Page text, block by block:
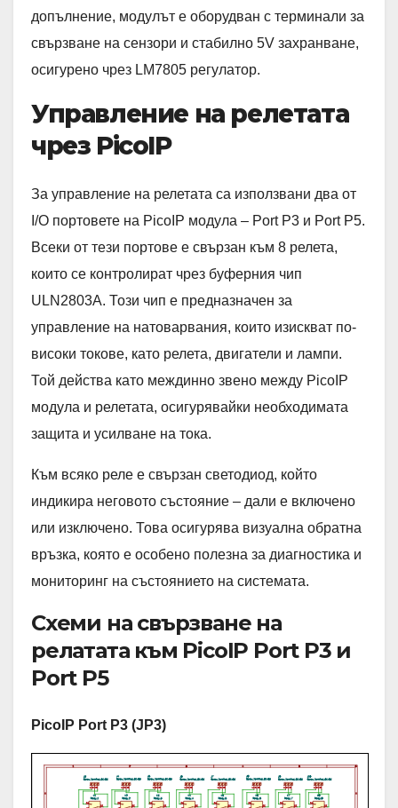
допълнение, модулът е оборудван с терминали за
свързване на сензори и стабилно 5V захранване,
осигурено чрез LM7805 регулатор.
Управление на релетата
чрез PicoIP
За управление на релетата са използвани два от
I/O портовете на PicoIP модула – Port P3 и Port P5.
Всеки от тези портове е свързан към 8 релета,
които се контролират чрез буферния чип
ULN2803A. Този чип е предназначен за
управление на натоварвания, които изискват по-
високи токове, като релета, двигатели и лампи.
Той действа като междинно звено между PicoIP
модула и релетата, осигурявайки необходимата
защита и усилване на тока.
Към всяко реле е свързан светодиод, който
индикира неговото състояние – дали е включено
или изключено. Това осигурява визуална обратна
връзка, която е особено полезна за диагностика и
мониторинг на състоянието на системата.
Схеми на свързване на
релатата към PicoIP Port P3 и
Port P5
PicoIP Port P3 (JP3)